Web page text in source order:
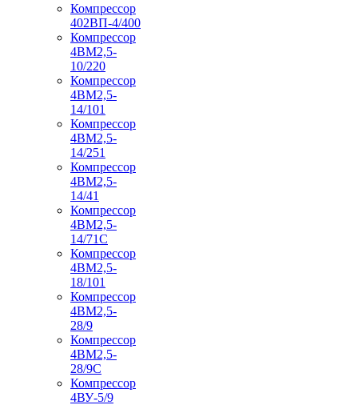
Компрессор
402ВП-4/400
Компрессор
4ВМ2,5-
10/220
Компрессор
4ВМ2,5-
14/101
Компрессор
4ВМ2,5-
14/251
Компрессор
4ВМ2,5-
14/41
Компрессор
4ВМ2,5-
14/71C
Компрессор
4ВМ2,5-
18/101
Компрессор
4ВМ2,5-
28/9
Компрессор
4ВМ2,5-
28/9С
Компрессор
4ВУ-5/9